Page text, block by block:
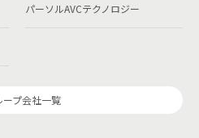
パーソルAVCテクノロジー
ープ会社一覧